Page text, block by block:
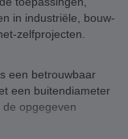
in industriële, bouw-
zelfprojecten.
een betrouwbaar
een buitendiameter
opgegeven